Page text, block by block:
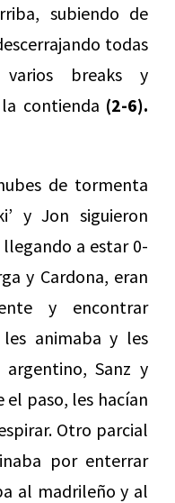
subiendo de
todas
breaks y
contienda (2-6).
de tormenta
y Jon siguieron
a estar 0-
y Cardona, eran
y encontrar
animaba y les
Sanz y
el paso, les hacían
Otro parcial
por enterrar
al madrileño y al